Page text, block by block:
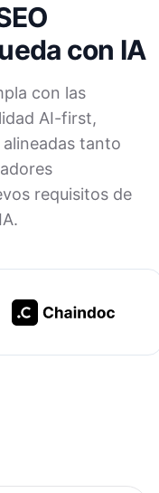
con IA
con las
AI-first,
tanto
requisitos de